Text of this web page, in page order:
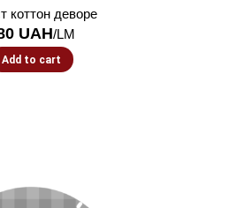
коттон деворе
UAH/LM
Add to cart